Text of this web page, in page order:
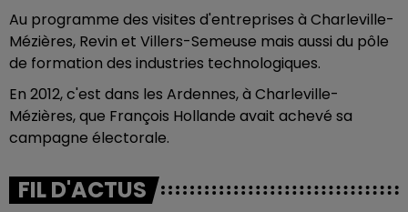
Au programme des visites d'entreprises à Charleville-
Mézières, Revin et Villers-Semeuse mais aussi du pôle
de formation des industries technologiques.
En 2012, c'est dans les Ardennes, à Charleville-
Mézières, que François Hollande avait achevé sa
campagne électorale.
FIL D'ACTUS